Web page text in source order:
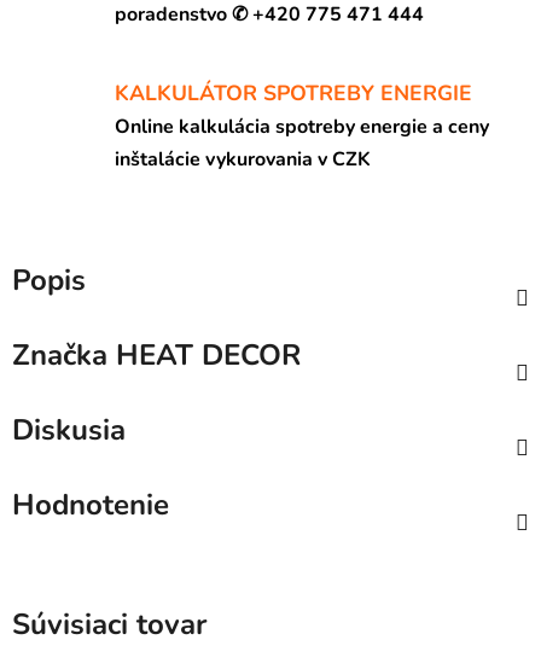
poradenstvo ✆ +420 775 471 444
KALKULÁTOR SPOTREBY ENERGIE
Online kalkulácia spotreby energie a ceny
inštalácie vykurovania v CZK
Popis
Značka HEAT DECOR
Diskusia
Hodnotenie
Súvisiaci tovar